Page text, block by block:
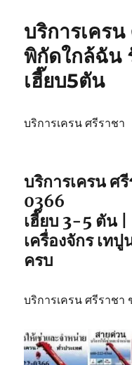
เครน
บ่อ
วิน
ศรีราชา
เหมา
รถ
คุณ
บริการเคร
พิกัดใกล้ฉัน
เฮี๊ยบ5ตัน
บริการเครน ศรีราชา
บริการเครน
0366
เฮี๊ยบ 3-5 ตัน
เครื่องจักร เท
ครบ
บริการเครน ศรีราชา